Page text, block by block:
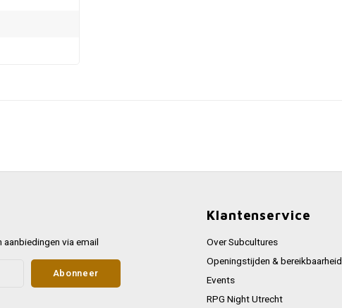
via email
Abonneer
Klantenservice
Over Subcultures
Openingstijden & bereikbaarheid
Events
RPG Night Utrecht